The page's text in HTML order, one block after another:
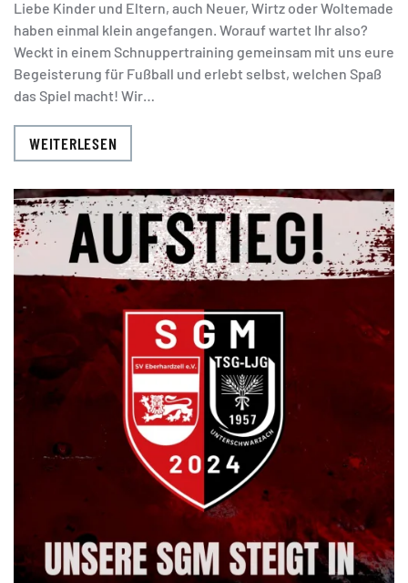
Liebe Kinder und Eltern, auch Neuer, Wirtz oder Woltemade
haben einmal klein angefangen. Worauf wartet Ihr also?
Weckt in einem Schnuppertraining gemeinsam mit uns eure
Begeisterung für Fußball und erlebt selbst, welchen Spaß
das Spiel macht! Wir…
WEITERLESEN